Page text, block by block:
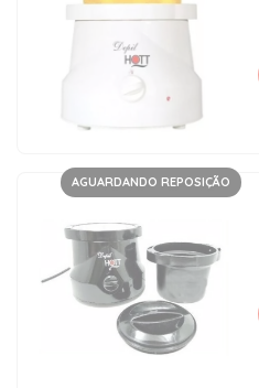
AGUARDANDO REPOSIÇÃO